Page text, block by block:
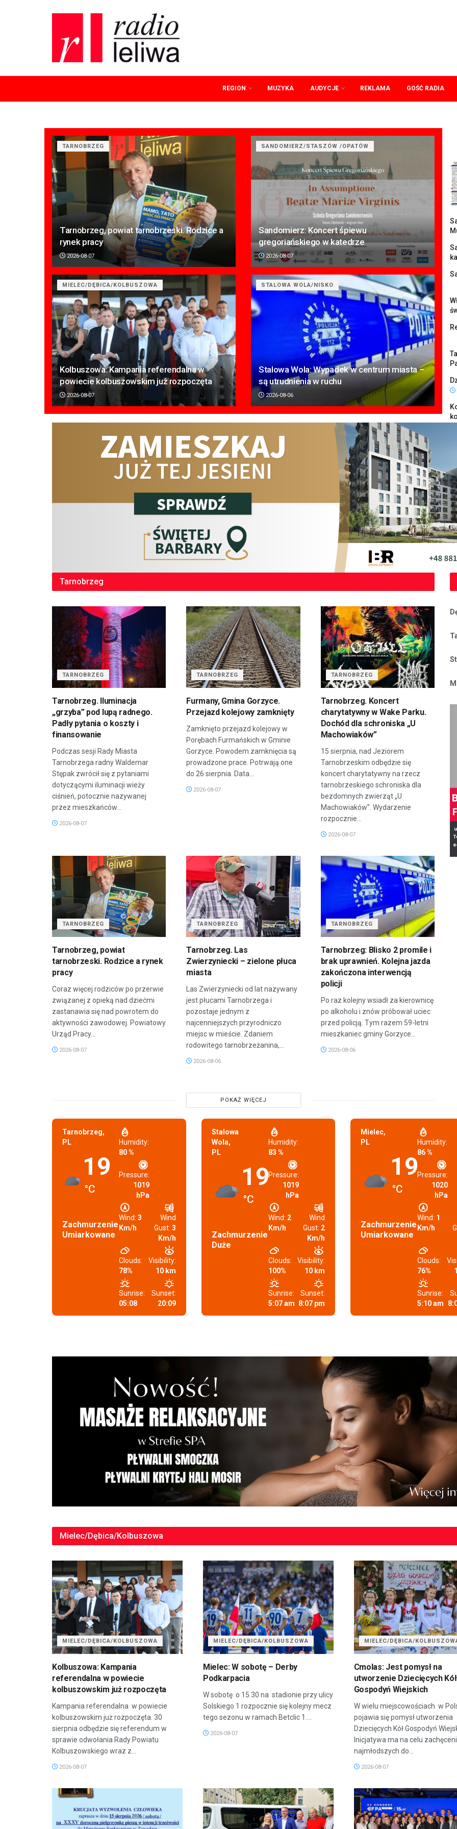
REGION MUZYKA AUDYCJE REKLAMA GOŚĆ RADIA
TARNOBRZEG
Tarnobrzeg, powiat tarnobrzeski. Rodzice a
rynek pracy
2026-08-07
SANDOMIERZ/STASZÓW /OPATÓW
Sandomierz: Koncert śpiewu
gregoriańskiego w katedrze
2026-08-07
MIELEC/DĘBICA/KOLBUSZOWA
Kolbuszowa: Kampania referendalna w
powiecie kolbuszowskim już rozpoczęta
2026-08-07
STALOWA WOLA/NISKO
Stalowa Wola: Wypadek w centrum miasta –
są utrudnienia w ruchu
2026-08-06
Tarnobrzeg
TARNOBRZEG
Tarnobrzeg. Iluminacja
„grzyba” pod lupą radnego.
Padły pytania o koszty i
finansowanie
Podczas sesji Rady Miasta
Tarnobrzega radny Waldemar
Stępak zwrócił się z pytaniami
dotyczącymi iluminacji wieży
ciśnień, potocznie nazywanej
przez mieszkańców...
2026-08-07
TARNOBRZEG
Furmany, Gmina Gorzyce.
Przejazd kolejowy zamknięty
Zamknięto przejazd kolejowy w
Porębach Furmańskich w Gminie
Gorzyce. Powodem zamknięcia są
prowadzone prace. Potrwają one
do 26 sierpnia. Data...
2026-08-07
TARNOBRZEG
Tarnobrzeg. Koncert
charytatywny w Wake Parku.
Dochód dla schroniska „U
Machowiaków”
15 sierpnia, nad Jeziorem
Tarnobrzeskim odbędzie się
koncert charytatywny na rzecz
tarnobrzeskiego schroniska dla
bezdomnych zwierząt „U
Machowiaków”. Wydarzenie
rozpocznie...
2026-08-07
TARNOBRZEG
Tarnobrzeg, powiat
tarnobrzeski. Rodzice a rynek
pracy
Coraz więcej rodziców po przerwie
związanej z opieką nad dziećmi
zastanawia się nad powrotem do
aktywności zawodowej. Powiatowy
Urząd Pracy...
2026-08-07
TARNOBRZEG
Tarnobrzeg. Las
Zwierzyniecki – zielone płuca
miasta
Las Zwierzyniecki od lat nazywany
jest płucami Tarnobrzega i
pozostaje jednym z
najcenniejszych przyrodniczo
miejsc w mieście. Zdaniem
rodowitego tarnobrzeżanina,...
2026-08-06
TARNOBRZEG
Tarnobrzeg: Blisko 2 promile i
brak uprawnień. Kolejna jazda
zakończona interwencją
policji
Po raz kolejny wsiadł za kierownicę
po alkoholu i znów próbował uciec
przed policją. Tym razem 59-letni
mieszkaniec gminy Gorzyce...
2026-08-06
POKAŻ WIĘCEJ
Tarnobrzeg,
PL
19
°C
Zachmurzenie
Umiarkowane
Humidity:
80 %
Pressure:
1019
hPa
Wind: 3
Km/h
Wind
Gust: 3
Km/h
Clouds:
78%
Visibility:
10 km
Sunrise:
05:08
Sunset:
20:09
Stalowa
Wola,
PL
19
°C
Zachmurzenie
Duże
Humidity:
83 %
Pressure:
1019
hPa
Wind: 2
Km/h
Wind
Gust: 2
Km/h
Clouds:
100%
Visibility:
10 km
Sunrise:
5:07 am
Sunset:
8:07 pm
Mielec,
PL
19
°C
Zachmurzenie
Umiarkowane
Humidity:
86 %
Pressure:
1020
hPa
Wind: 1
Km/h
Clouds:
76%
Sunrise:
5:10 am
Mielec/Dębica/Kolbuszowa
MIELEC/DĘBICA/KOLBUSZOWA
Kolbuszowa: Kampania
referendalna w powiecie
kolbuszowskim już rozpoczęta
Kampania referendalna w powiecie
kolbuszowskim już rozpoczęta. 30
sierpnia odbędzie się referendum w
sprawie odwołania Rady Powiatu
Kolbuszowskiego wraz z...
2026-08-07
MIELEC/DĘBICA/KOLBUSZOWA
Mielec: W sobotę – Derby
Podkarpacia
W sobotę o 15.30 na stadionie przy ulicy
Solskiego 1 rozpocznie się kolejny mecz
tego sezonu w ramach Betclic 1....
2026-08-07
MIELEC/DĘBICA/
Cmolas: Jest pomysł na
utworzenie Dziecięcych Kół
Gospodyń Wiejskich
W wielu miejscowościach w
pojawia się pomysł utworzenia
Dziecięcych Kół Gospodyń
Inicjatywa ma na celu
najmłodszych do...
2026-08-07